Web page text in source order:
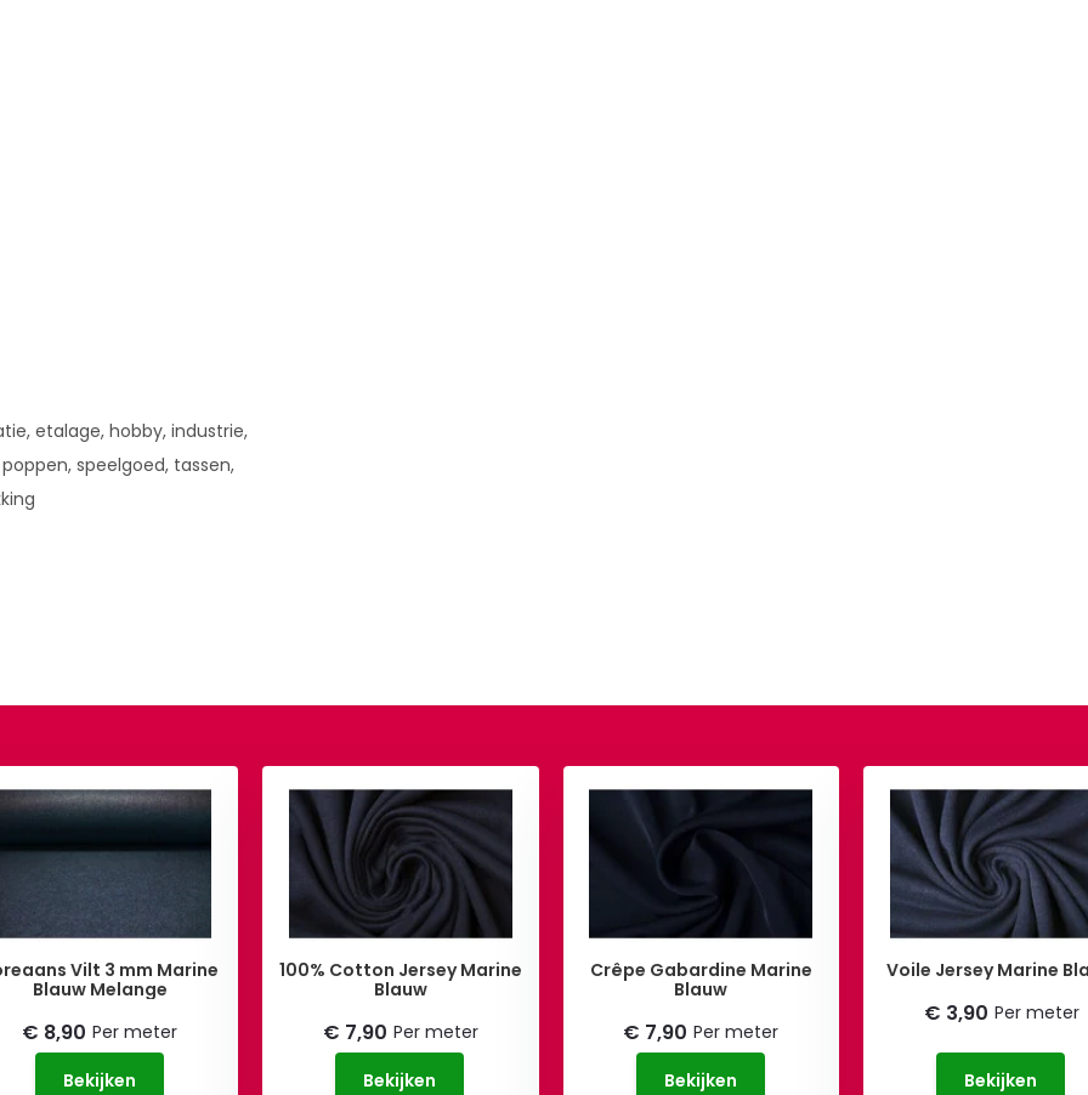
etalage, hobby, industrie,
speelgoed, tassen,
Vilt 3 mm Marine
Blauw Melange
€ 8,90 Per meter
Bekijken
100% Cotton Jersey Marine
Blauw
€ 7,90 Per meter
Bekijken
Crêpe Gabardine Marine
Blauw
€ 7,90 Per meter
Bekijken
Voile Jersey Marine
€ 3,90 Per meter
Bekijken